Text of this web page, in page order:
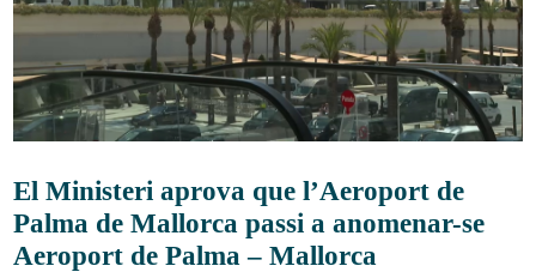
El Ministeri aprova que l’Aeroport de
Palma de Mallorca passi a anomenar-se
Aeroport de Palma – Mallorca